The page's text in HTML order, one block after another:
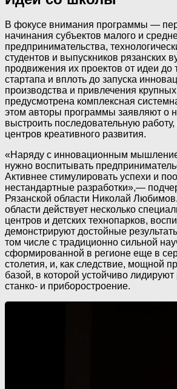
В фокусе внимания программы —
начинания субъектов малого и
предпринимательства,
студентов и выпускников рязанских
продвижения их проектов от идеи до
стартапа и вплоть до запуска
производства и привлечения
предусмотрена комплексная
этом авторы программы заявляют о
выстроить последовательную работу,
центров креативного развития.
«Наряду с инновационным
нужно воспитывать
Активнее стимулировать успехи и
нестандартные разработки»,—
Рязанской области Николай
области действует несколько
центров и детских технопарков,
демонстрируют достойные
том числе с традиционно сильной
сформированной в регионе еще в
столетия, и, как следствие, мощной
базой, в которой устойчиво
станко- и приборостроение.